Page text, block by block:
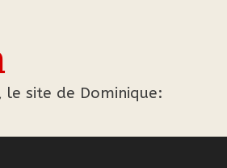
site de Dominique: